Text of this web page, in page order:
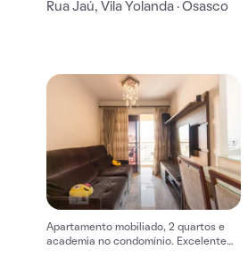
Rua Jaú, Vila Yolanda · Osasco
Apartamento mobiliado, 2 quartos e
academia no condomínio. Excelente